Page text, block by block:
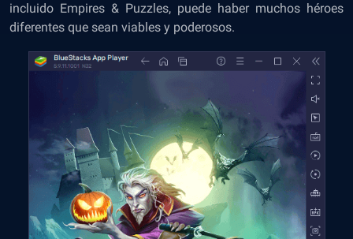
incluido Empires & Puzzles, puede haber muchos héroes
diferentes que sean viables y poderosos.